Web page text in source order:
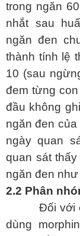
trong ngăn
nhắt sau
ngăn đen
thành tính lệ
10 (sau
đem từng con
đầu không
ngăn đen
ngày quan
quan sát
ngăn đen
2.2 Phân
Đối với
dùng